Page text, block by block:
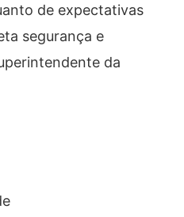
de expectativas
segurança e
da